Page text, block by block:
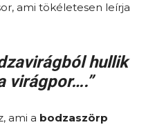
ami tökéletesen leírja
hullik
virágpor….”
ami a bodzaszörp